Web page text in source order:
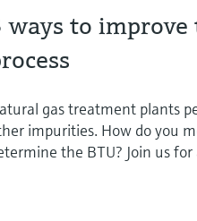
ways to
gas treatment plants
impurities. How do you
the BTU? Join us